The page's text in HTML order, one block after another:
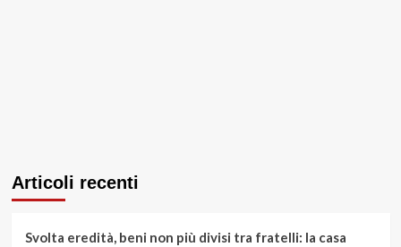
Articoli recenti
Svolta eredità, beni non più divisi tra fratelli: la casa